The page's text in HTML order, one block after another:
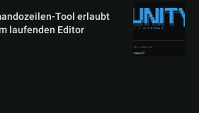
Tool erlaubt
laufenden Editor